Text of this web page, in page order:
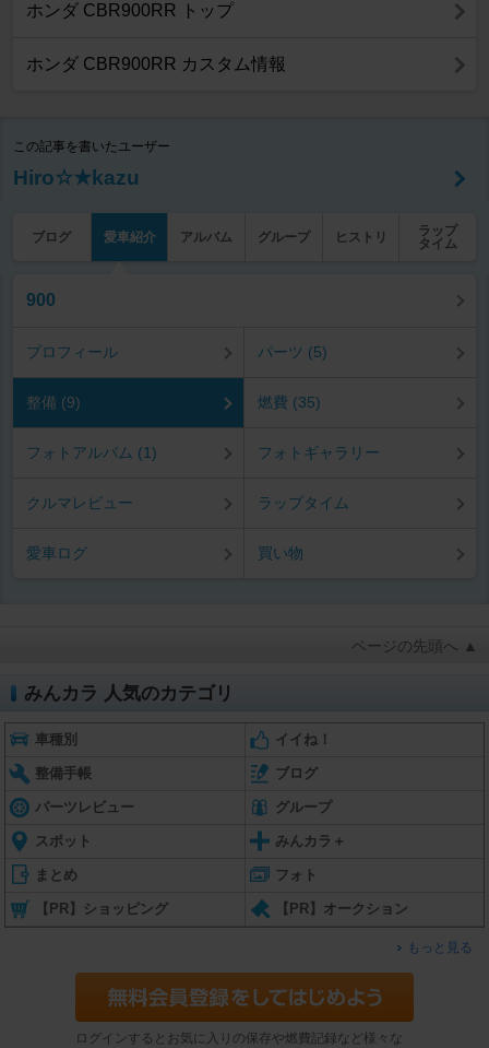
ホンダ CBR900RR トップ
ホンダ CBR900RR カスタム情報
この記事を書いたユーザー
Hiro☆★kazu
ブログ 愛車紹介 アルバム グループ ヒストリ
ラップ
タイム
900
プロフィール パーツ (5)
整備 (9) 燃費 (35)
フォトアルバム (1) フォトギャラリー
クルマレビュー ラップタイム
愛車ログ 買い物
ページの先頭へ ▲
みんカラ 人気のカテゴリ
車種別 イイね！
整備手帳 ブログ
パーツレビュー グループ
スポット みんカラ＋
まとめ フォト
【PR】ショッピング 【PR】オークション
もっと見る
ログインするとお気に入りの保存や燃費記録など様々な